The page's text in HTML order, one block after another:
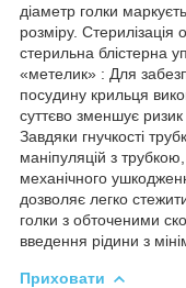
діаметр голки
розміру. Стерилізація
стерильна блістерна
«метелик» : Для
посудину крильця
суттєво зменшує ризик
Завдяки гнучкості
маніпуляцій з
механічного
дозволяє легко
голки з обточеними
введення рідини з
Приховати